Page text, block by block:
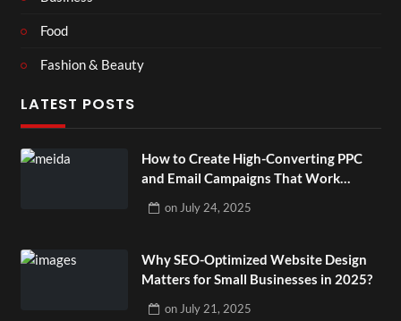
Food
Fashion & Beauty
LATEST POSTS
How to Create High-Converting PPC
and Email Campaigns That Work
on July 24, 2025
Why SEO-Optimized Website Design
Matters for Small Businesses in 2025?
on July 21, 2025